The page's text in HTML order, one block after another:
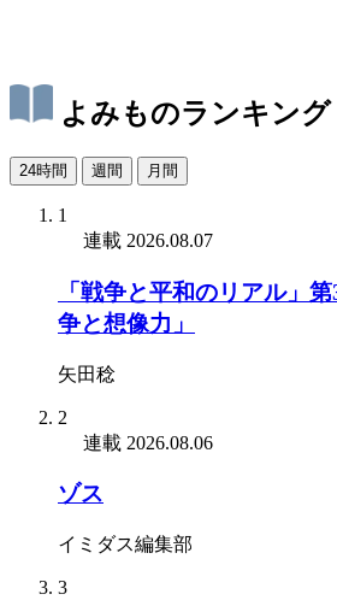
よみものランキング
24時間 週間 月間
1
連載 2026.08.07
「戦争と平和のリアル」
争と想像力」
矢田稔
2
連載 2026.08.06
ゾス
イミダス編集部
3